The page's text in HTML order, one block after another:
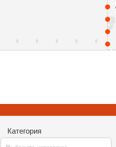
Категория